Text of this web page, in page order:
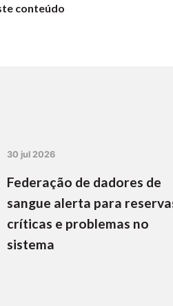
conteúdo
30 jul 2026
Federação de dadores de
sangue alerta para
críticas e problemas no
sistema